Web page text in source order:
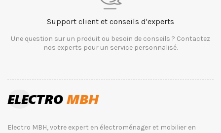
Support client et conseils d'experts
Une question sur un produit ou besoin de conseils ? Contactez
nos experts pour un service personnalisé.
Electro MBH, votre expert en électroménager et mobilier en